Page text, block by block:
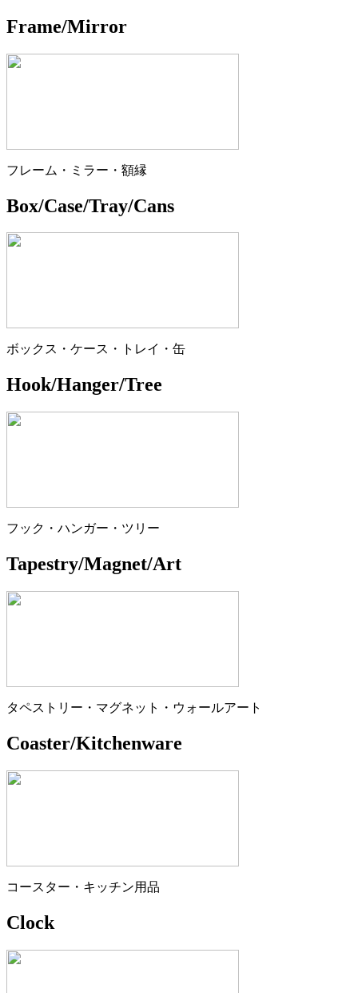
Frame/Mirror
フレーム・ミラー・額縁
Box/Case/Tray/Cans
ボックス・ケース・トレイ・缶
Hook/Hanger/Tree
フック・ハンガー・ツリー
Tapestry/Magnet/Art
タペストリー・マグネット・ウォールアート
Coaster/Kitchenware
コースター・キッチン用品
Clock